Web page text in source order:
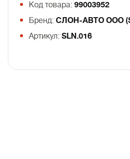
Код товара: 99003952
Бренд: СЛОН-АВТО ООО
Артикул: SLN.016